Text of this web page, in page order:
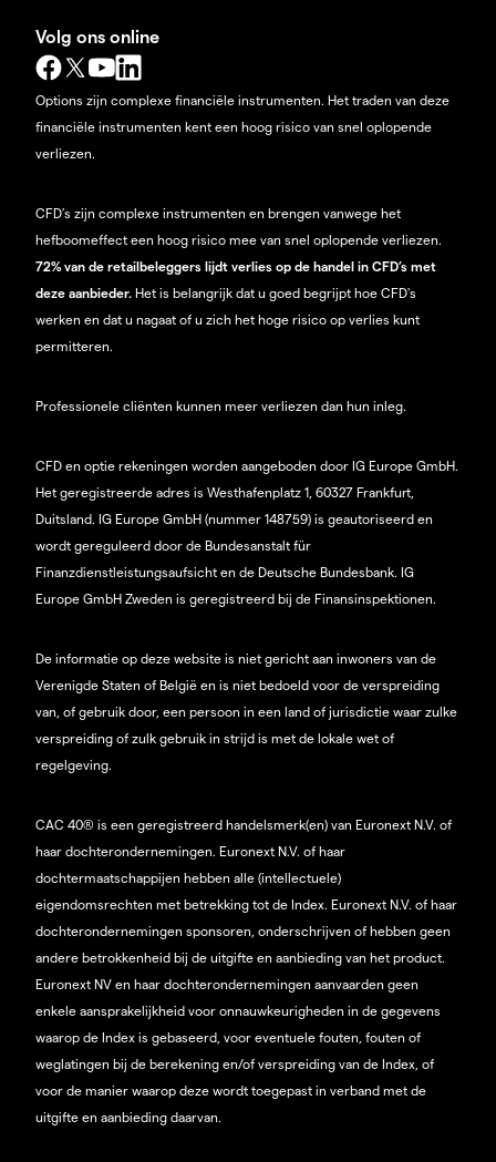
Volg ons online
Options zijn complexe financiële instrumenten. Het traden van deze
financiële instrumenten kent een hoog risico van snel oplopende
verliezen.
CFD’s zijn complexe instrumenten en brengen vanwege het
hefboomeffect een hoog risico mee van snel oplopende verliezen.
72% van de retailbeleggers lijdt verlies op de handel in CFD’s met
deze aanbieder. Het is belangrijk dat u goed begrijpt hoe CFD's
werken en dat u nagaat of u zich het hoge risico op verlies kunt
permitteren.
Professionele cliënten kunnen meer verliezen dan hun inleg.
CFD en optie rekeningen worden aangeboden door IG Europe GmbH.
Het geregistreerde adres is Westhafenplatz 1, 60327 Frankfurt,
Duitsland. IG Europe GmbH (nummer 148759) is geautoriseerd en
wordt gereguleerd door de Bundesanstalt für
Finanzdienstleistungsaufsicht en de Deutsche Bundesbank. IG
Europe GmbH Zweden is geregistreerd bij de Finansinspektionen.
De informatie op deze website is niet gericht aan inwoners van de
Verenigde Staten of België en is niet bedoeld voor de verspreiding
van, of gebruik door, een persoon in een land of jurisdictie waar zulke
verspreiding of zulk gebruik in strijd is met de lokale wet of
regelgeving.
CAC 40® is een geregistreerd handelsmerk(en) van Euronext N.V. of
haar dochterondernemingen. Euronext N.V. of haar
dochtermaatschappijen hebben alle (intellectuele)
eigendomsrechten met betrekking tot de Index. Euronext N.V. of haar
dochterondernemingen sponsoren, onderschrijven of hebben geen
andere betrokkenheid bij de uitgifte en aanbieding van het product.
Euronext NV en haar dochterondernemingen aanvaarden geen
enkele aansprakelijkheid voor onnauwkeurigheden in de gegevens
waarop de Index is gebaseerd, voor eventuele fouten, fouten of
weglatingen bij de berekening en/of verspreiding van de Index, of
voor de manier waarop deze wordt toegepast in verband met de
uitgifte en aanbieding daarvan.